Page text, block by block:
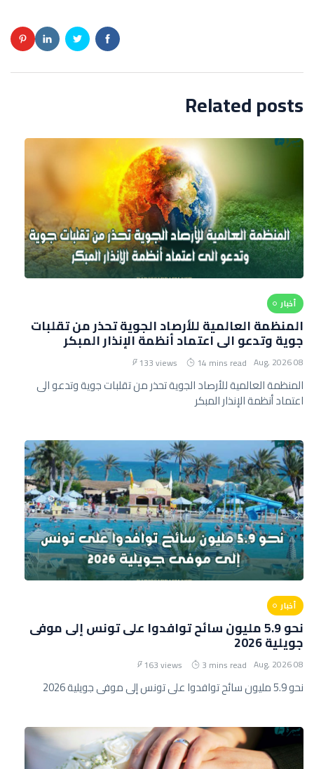
Related posts
أخبار
المنظمة العالمية للأرصاد الجوية تحذر من تقلبات
جوية وتدعو الى اعتماد أنظمة الإنذار المبكر
08 Aug, 2026
14 mins read
133 views
المنظمة العالمية للأرصاد الجوية تحذر من تقلبات جوية وتدعو الى
اعتماد أنظمة الإنذار المبكر
أخبار
نحو 5.9 مليون سائح توافدوا على تونس إلى موفى
جويلية 2026
08 Aug, 2026
3 mins read
163 views
نحو 5.9 مليون سائح توافدوا على تونس إلى موفى جويلية 2026